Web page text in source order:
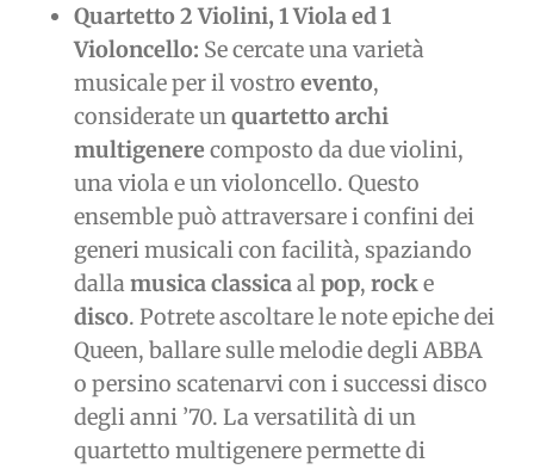
Quartetto 2 Violini, 1 Viola ed 1
Violoncello: Se cercate una varietà
musicale per il vostro evento,
considerate unquartetto archi
multigenere composto da due violini,
una viola e un violoncello. Questo
ensemble può attraversare i confini dei
generi musicali con facilità, spaziando
dallamusica classicaalpop, rocke
disco. Potrete ascoltare le note epiche dei
Queen, ballare sulle melodie degli ABBA
o persino scatenarvi con i successi disco
degli anni ’70. La versatilità di un
quartetto multigenere permette di